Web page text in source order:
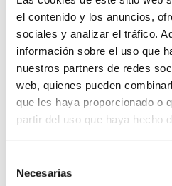
el contenido y los anuncios,
sociales y analizar el tráfico.
información sobre el uso que
nuestros partners de redes
web, quienes pueden
que les haya proporcionado o
partir del uso que haya hecho
Necesarias
Brasage Sélectif
Jet Dispensing
Reflow
Réparation Et Reprise
Jet Dispensing
Auxiliaires